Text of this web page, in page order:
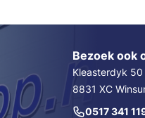
Bezoek ook
Kleasterdyk 50
8831 XC
0517 341